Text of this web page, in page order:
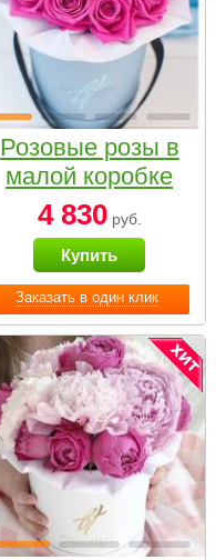
Заказать в один клик
Розовые розы в
малой коробке
4 830руб.
Купить